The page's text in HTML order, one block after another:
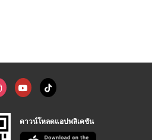
ดาวน์โหลดแอปพลิเคชัน